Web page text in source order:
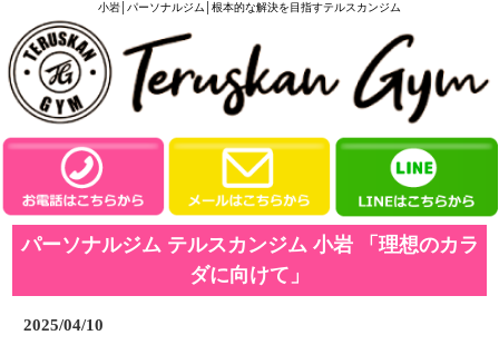
小岩│パーソナルジム│根本的な解決を目指すテルスカンジム
パーソナルジム テルスカンジム 小岩 「理想のカラ
ダに向けて」
2025/04/10